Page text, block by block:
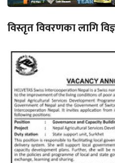
विस्तृत विवरणका लागि